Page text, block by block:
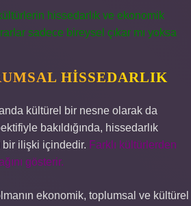
hissedarlık ve ekonomik
sadece bireysel çıkar mı yoksa
HISSEDARLIK
kültürel bir nesne olarak da
bakıldığında, hissedarlık
bir ilişki içindedir. Farklı kültürlerden
gösterir.
ekonomik, toplumsal ve kültürel